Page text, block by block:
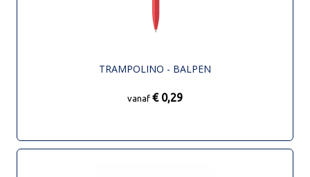
TRAMPOLINO - BALPEN
vanaf € 0,29